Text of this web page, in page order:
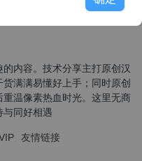
内容。技术分享主打原创汉
满满易懂好上手；同时原创
温像素热血时光。这里无商
同好相遇
友情链接